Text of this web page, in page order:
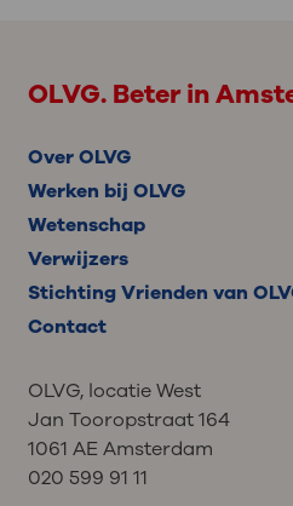
OLVG. Beter in
Over OLVG
Werken bij OLVG
Wetenschap
Verwijzers
Stichting Vrienden van
Contact
OLVG, locatie West
Jan Tooropstraat 164
1061 AE Amsterdam
020 599 91 11